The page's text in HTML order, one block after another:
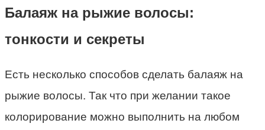
Балаяж на рыжие волосы:
тонкости и секреты
Есть несколько способов сделать балаяж на
рыжие волосы. Так что при желании такое
колорирование можно выполнить на любом